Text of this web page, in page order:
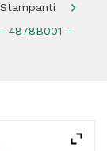
4878B001 –